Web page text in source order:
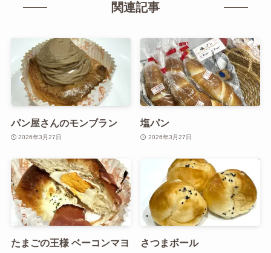
関連記事
パン屋さんのモンブラン
2026年3月27日
塩パン
2026年3月27日
たまごの王様 ベーコンマヨ さつまボール